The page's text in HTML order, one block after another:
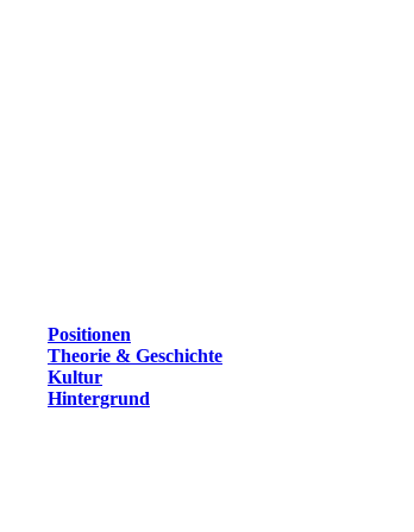
Positionen
Theorie & Geschichte
Kultur
Hintergrund